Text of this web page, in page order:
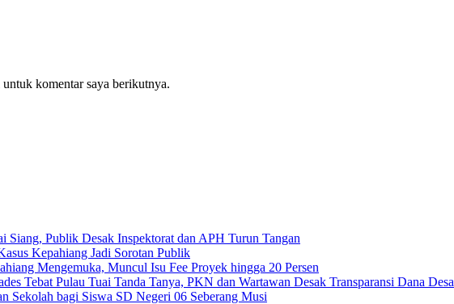
komentar saya berikutnya.
Publik Desak Inspektorat dan APH Turun Tangan
Kepahiang Jadi Sorotan Publik
Mengemuka, Muncul Isu Fee Proyek hingga 20 Persen
Tebat Pulau Tuai Tanda Tanya, PKN dan Wartawan Desak Transparansi Dana Desa
Sekolah bagi Siswa SD Negeri 06 Seberang Musi